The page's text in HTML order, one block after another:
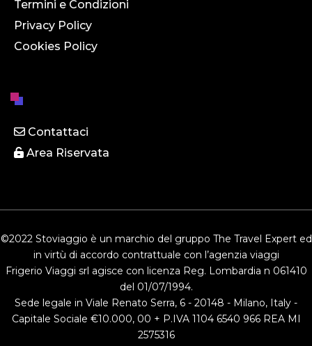
Termini e Condizioni
Privacy Policy
Cookies Policy
Contattaci
Area Riservata
©2022 Stoviaggio è un marchio del gruppo The Travel Expert ed
in virtù di accordo contrattuale con l’agenzia viaggi
Frigerio Viaggi srl agisce con licenza Reg. Lombardia n 061410
del 01/07/1994.
Sede legale in Viale Renato Serra, 6 - 20148 - Milano, Italy -
Capitale Sociale €10.000, 00 + P.IVA 1104 6540 966 REA MI
2575316